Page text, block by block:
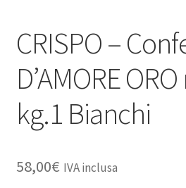
Le spedizioni sono sospese per
CRISPO –
D’AMORE
kg.1 Bianchi
58,00€ IVA inclusa